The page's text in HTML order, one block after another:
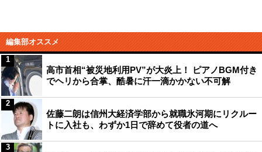
編集部オススメ
高市首相“被災地利用PV”が大炎上！ ピアノBGM付き
でヘリから合掌、酷暑に汗一滴かかない不可解
1
佐藤二朗は信州大経済学部から就職氷河期にリクルー
トに入社も、わずか1日で辞めて役者の道へ
2
3